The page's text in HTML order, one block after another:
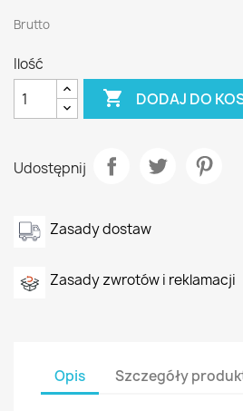
Brutto
Ilość
 DODAJ DO
Udostępnij
Zasady dostaw
Zasady zwrotów i reklamacji
Opis Szczegóły